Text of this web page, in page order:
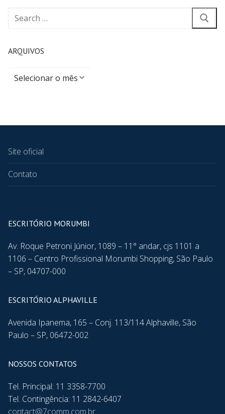
ARQUIVOS
Site oficial
Contato
ESCRITÓRIO MORUMBI
Av. Roque Petroni Júnior, 1089 – 11° andar, cjs 1101 a
1106 – Centro Profissional Morumbi Shopping, São Paulo
– SP, 04707-000
ESCRITÓRIO ALPHAVILLE
Avenida Ipanema, 165 – Conj. 113/114 Alphaville, São
Paulo – SP, 06472-002
NOSSOS CONTATOS
Tel. Principal: 11 3358-7700
Tel. Contingência: 11 2842-6407
contact@7comm.com.br